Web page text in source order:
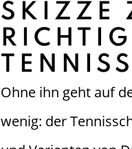
KIZZE
Ohne ihn geht auf
wenig: der